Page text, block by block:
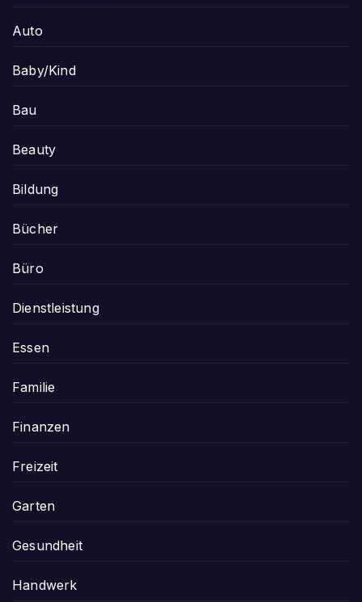
Auto
Baby/Kind
Bau
Beauty
Bildung
Bücher
Büro
Dienstleistung
Essen
Familie
Finanzen
Freizeit
Garten
Gesundheit
Handwerk